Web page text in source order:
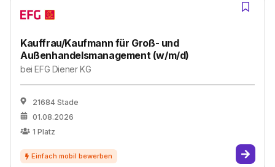
Kauffrau/Kaufmann für Groß- und
Außenhandelsmanagement (w/m/d)
beiEFG Diener KG
21684 Stade
01.08.2026
1 Platz